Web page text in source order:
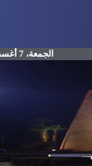
الجمعة، 7 أغسطس 2026، 10:32:33 ص